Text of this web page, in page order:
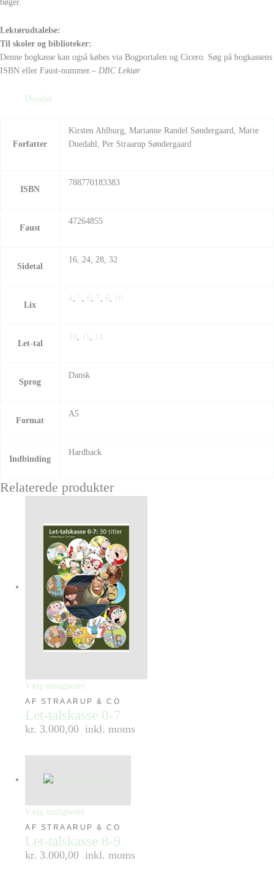
bøger.
Lektørudtalelse:
Til skoler og biblioteker:
Denne bogkasse kan også købes via Bogportalen og Cicero. Søg på bogkassens
ISBN eller Faust-nummer. – DBC Lektør
Detaljer
Forfatter
Kirsten Ahlburg, Marianne Randel Søndergaard, Marie
Duedahl, Per Straarup Søndergaard
ISBN
788770183383
Faust
47264855
Sidetal
16, 24, 28, 32
Lix
4, 5, 6, 7, 8, 10
Let-tal
10, , 12
Sprog
Dansk
Format
A5
Indbinding
Hardback
Relaterede produkter
Vælg muligheder
AF STRAARUP & CO
Let-talskasse 0-7
kr. 3.000,00 inkl. moms
Vælg muligheder
AF STRAARUP & CO
Let-talskasse 8-9
kr. 3.000,00 inkl. moms